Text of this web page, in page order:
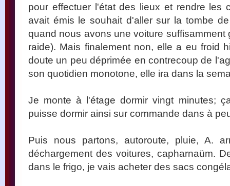
pour effectuer l'état des lieux et rendre les
avait émis le souhait d'aller sur la tombe
quand nous avons une voiture suffisamment
raide). Mais finalement non, elle a eu froid
doute un peu déprimée en contrecoup de
son quotidien monotone, elle ira dans la
Je monte à l'étage dormir vingt minutes;
puisse dormir ainsi sur commande dans à
Puis nous partons, autoroute, pluie, A.
déchargement des voitures, capharnaüm.
dans le frigo, je vais acheter des sacs